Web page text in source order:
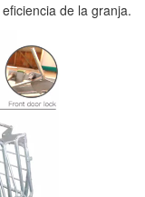
de la granja.